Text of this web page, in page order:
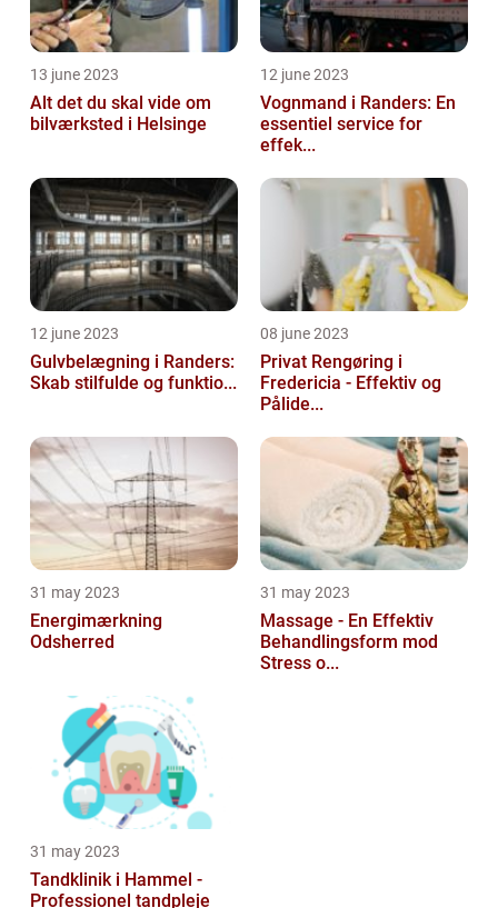
13 june 2023
Alt det du skal vide om
bilværksted i Helsinge
12 june 2023
Vognmand i Randers: En
essentiel service for
effek...
12 june 2023
Gulvbelægning i Randers:
Skab stilfulde og funktio...
08 june 2023
Privat Rengøring i
Fredericia - Effektiv og
Pålide...
31 may 2023
Energimærkning
Odsherred
31 may 2023
Massage - En Effektiv
Behandlingsform mod
Stress o...
31 may 2023
Tandklinik i Hammel -
Professionel tandpleje